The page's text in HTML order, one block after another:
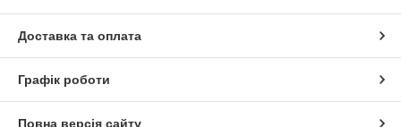
Доставка та оплата
Графік роботи
Повна версія сайту